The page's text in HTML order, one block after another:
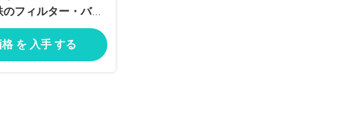
フィルター・バッ
のおり
を 入手 する